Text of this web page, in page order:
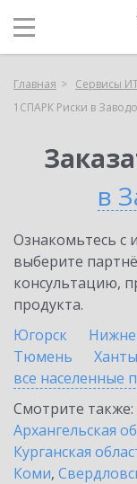
Главная Сервисы
1СПАРК Риски в
в
Ознакомьтесь
выберите
консультацию,
продукта.
Югорск
Тюмень
все населенные
Смотрите также:
Архангельская
Курганская
Коми,